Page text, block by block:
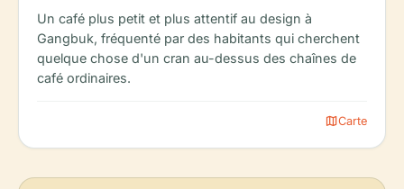
Un café plus petit et plus attentif au design à
Gangbuk, fréquenté par des habitants qui cherchent
quelque chose d'un cran au-dessus des chaînes de
café ordinaires.
mapCarte